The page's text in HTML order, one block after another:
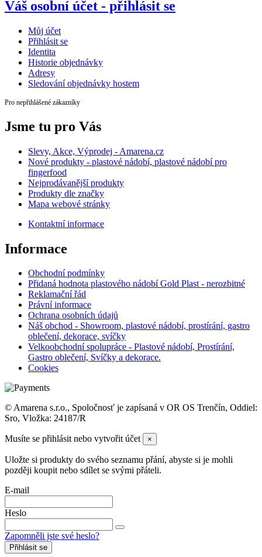
Váš osobní účet - přihlásit se
Můj účet
Přihlásit se
Identita
Historie objednávky
Adresy
Sledování objednávky hostem
Pro nepřihlášené zákazníky
Jsme tu pro Vás
Slevy, Akce, Výprodej - Amarena.cz
Nové produkty - plastové nádobí, plastové nádobí pro
fingerfood
Nejprodávanější produkty
Produkty dle značky
Mapa webové stránky
Kontaktní informace
Informace
Obchodní podmínky
Přidaná hodnota plastového nádobí Gold Plast - nerozbitné
Reklamační řád
Právní informace
Ochrana osobních údajů
Náš obchod - Showroom, plastové nádobí, prostírání, gastro
oblečení, dekorace, svíčky
Velkoobchodní spolupráce - Plastové nádobí, Prostírání,
Gastro oblečení, Svíčky a dekorace.
Cookies
© Amarena s.r.o., Spoločnosť je zapísaná v OR OS Trenčín, Oddiel:
Sro, Vložka: 24187/R
Musíte se přihlásit nebo vytvořit účet ×
Uložte si produkty do svého seznamu přání, abyste si je mohli
později koupit nebo sdílet se svými přáteli.
E-mail
Heslo
Zapomněli jste své heslo?
Přihlásit se